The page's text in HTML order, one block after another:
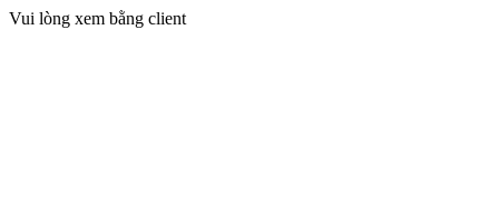
Vui lòng xem bằng client